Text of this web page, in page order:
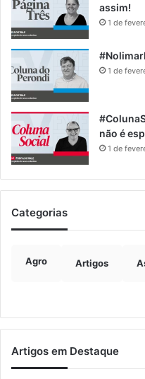
assim!
1 de
1 de
não é
1 de
Categorias
Agro Artigos
Artigos em Destaque